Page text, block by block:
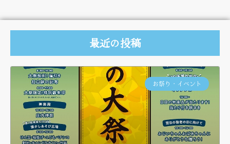
最近の投稿
お祭り・イベント